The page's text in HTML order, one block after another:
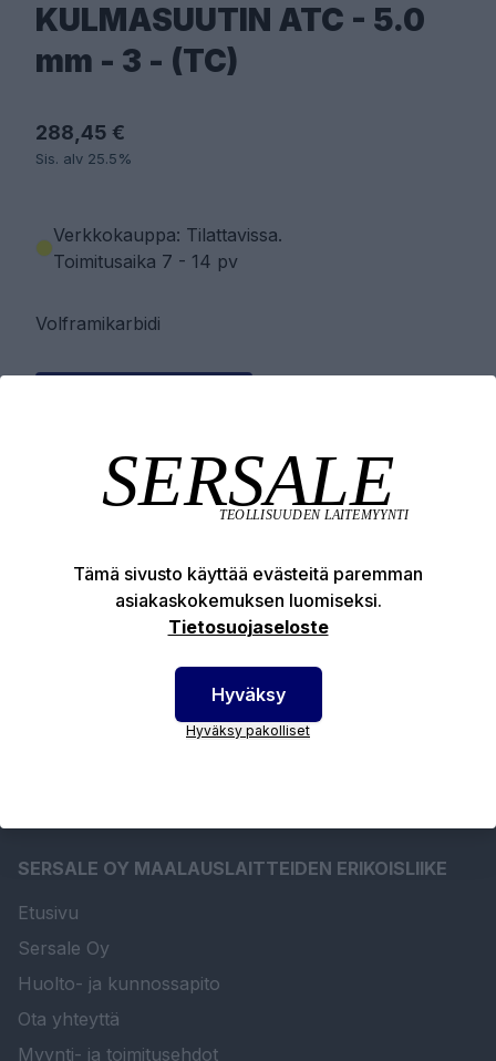
KULMASUUTIN ATC - 5.0
mm - 3 - (TC)
288,45 €
Sis. alv 25.5%
Verkkokauppa: Tilattavissa.
Toimitusaika 7 - 14 pv
Volframikarbidi
LISÄÄ OSTOSKORIIN
Tuotekuvaus
Tekniset edut
SERSALE OY MAALAUSLAITTEIDEN ERIKOISLIIKE
Etusivu
Sersale Oy
Huolto- ja kunnossapito
Ota yhteyttä
Myynti- ja toimitusehdot
Tämä sivusto käyttää evästeitä paremman
asiakaskokemuksen luomiseksi.
Tietosuojaseloste
Hyväksy
Hyväksy pakolliset